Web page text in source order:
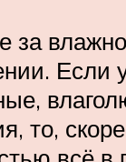
за
Если
то,